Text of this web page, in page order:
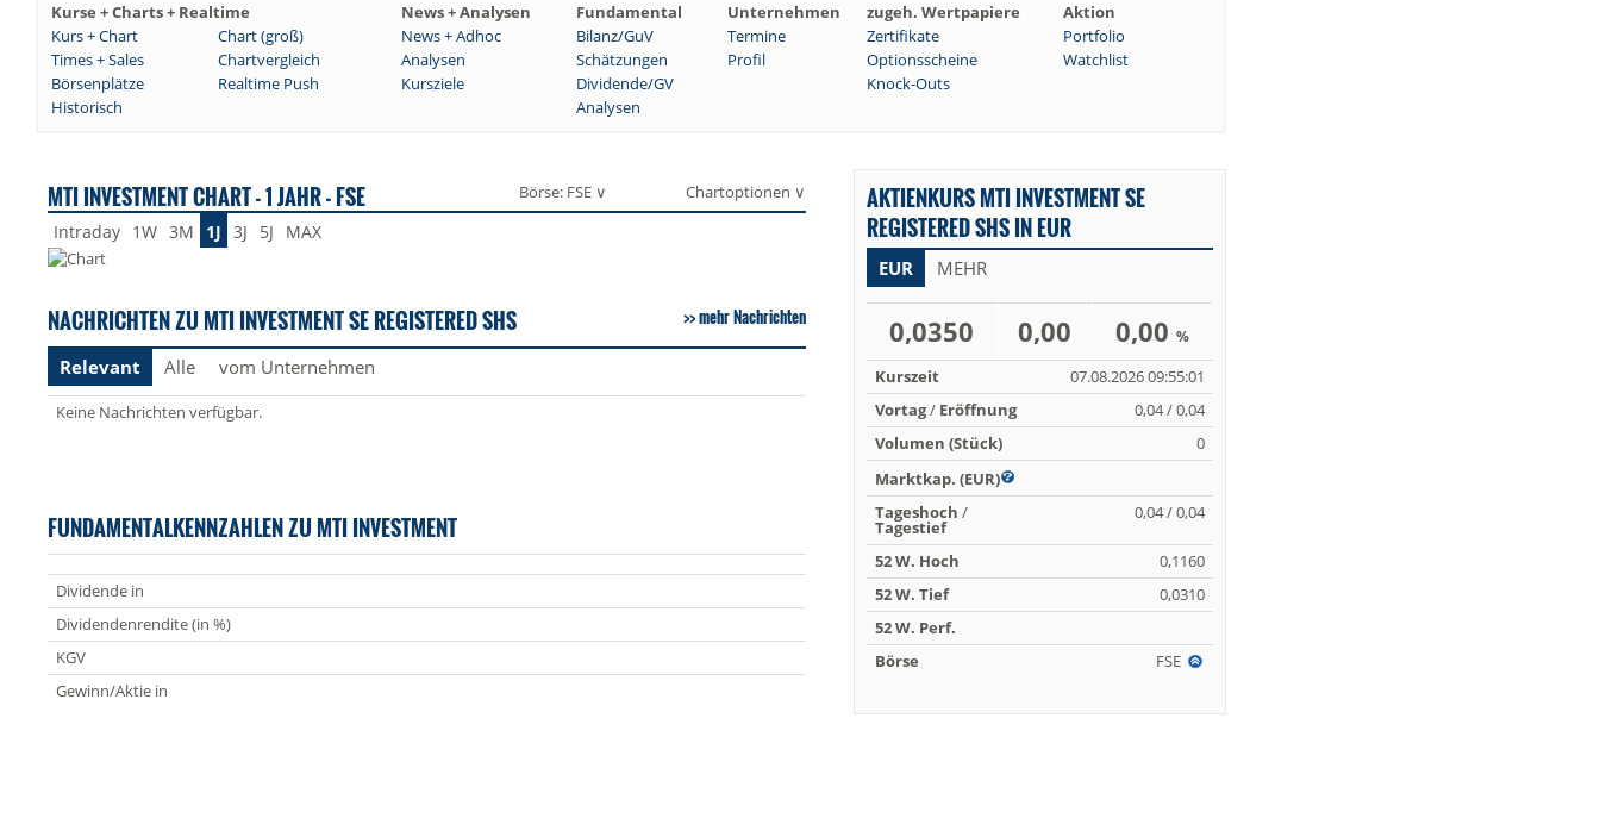
Kurse + Charts + Realtime News + Analysen Fundamental Unternehmen zugeh. Wertpapiere
Aktion
Kurs + Chart
Chart (groß) News + Adhoc Bilanz/GuV Termine Zertifikate
Portfolio
Times + Sales
Chartvergleich Analysen Schätzungen Profil Optionsscheine
Watchlist
Börsenplätze
Realtime Push Kursziele Dividende/GV
Knock-Outs
Historisch
Analysen
MTI INVESTMENT CHART - 1 JAHR - FSE Börse: FSE ∨ Chartoptionen ∨
Intraday 1W 3M 1J 3J 5J MAX
NACHRICHTEN ZU MTI INVESTMENT SE REGISTERED SHS mehr Nachrichten
Relevant Alle vom Unternehmen
Keine Nachrichten verfügbar.
FUNDAMENTALKENNZAHLEN ZU MTI INVESTMENT
Dividende in
Dividendenrendite (in %)
KGV
Gewinn/Aktie in
AKTIENKURS MTI INVESTMENT SE
REGISTERED SHS IN EUR
EUR MEHR
0,0350 0,00 0,00 %
Kurszeit
07.08.2026 09:55:01
Vortag/ Eröffnung
0,04 / 0,04
Volumen (Stück)
0
Marktkap. (EUR)
Tageshoch /
Tagestief
0,04 / 0,04
52 W. Hoch
0,1160
52 W. Tief
0,0310
52 W. Perf.
Börse
FSE